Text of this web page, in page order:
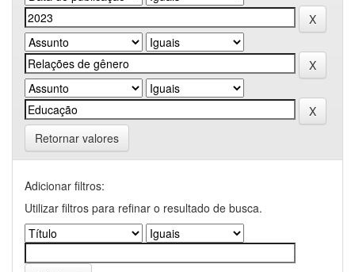
Retornar valores
Adicionar filtros:
Utilizar filtros para refinar o resultado de busca.